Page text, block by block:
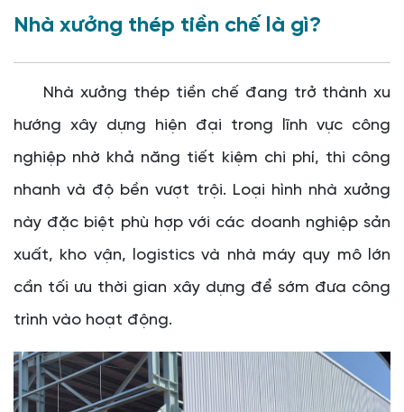
Thi công nhà xưởng thép tiền chế trọn gói
Đơn vị thi công nhà xưởng thép tiền chế uy tín
Nhà xưởng thép tiền chế là gì?
Nhà xưởng thép tiền chế đang trở thành xu
hướng xây dựng hiện đại trong lĩnh vực công
nghiệp nhờ khả năng tiết kiệm chi phí, thi công
nhanh và độ bền vượt trội. Loại hình nhà xưởng
này đặc biệt phù hợp với các doanh nghiệp sản
xuất, kho vận, logistics và nhà máy quy mô lớn
cần tối ưu thời gian xây dựng để sớm đưa công
trình vào hoạt động.